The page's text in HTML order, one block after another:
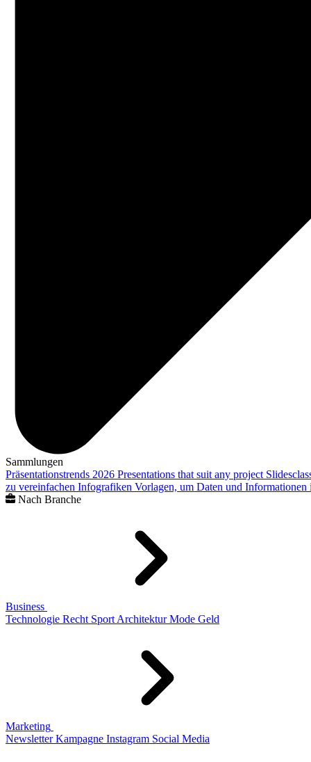
Sammlungen
Präsentationstrends 2026 Presentations that suit any project
zu vereinfachen Infografiken Vorlagen, um Daten und
Nach Branche
Business
Technologie Recht Sport Architektur Mode Geld
Marketing
Newsletter Kampagne Instagram Social Media